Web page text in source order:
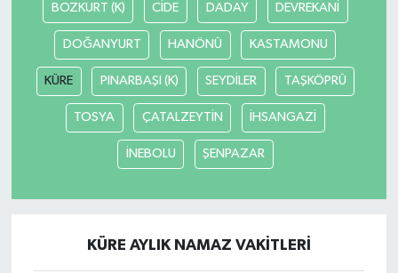
BOZKURT (K) CİDE DADAY DEVREKANİ
DOĞANYURT HANÖNÜ KASTAMONU
KÜRE PINARBAŞI (K) SEYDİLER TAŞKÖPRÜ
TOSYA ÇATALZEYTİN İHSANGAZİ
İNEBOLU ŞENPAZAR
KÜRE AYLIK NAMAZ VAKITLERI